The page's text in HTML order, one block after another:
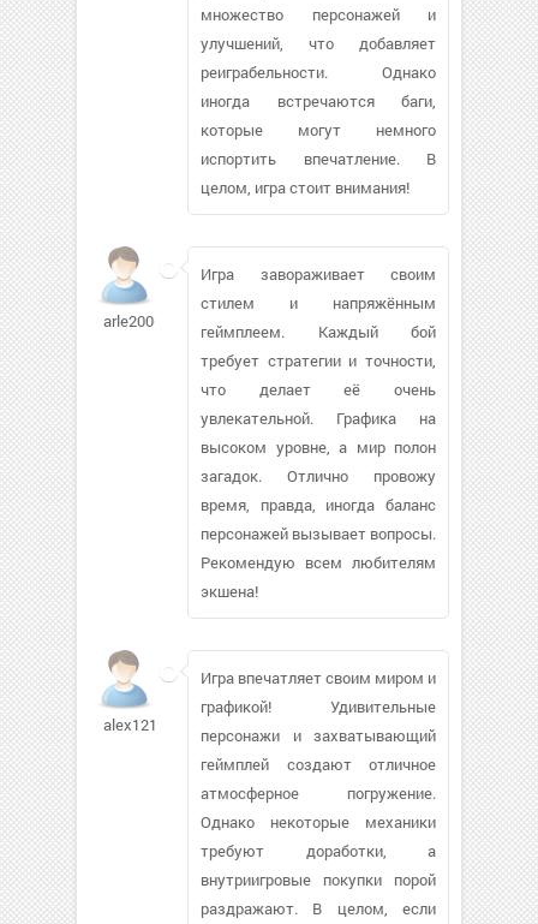
множество персонажей и
улучшений, что добавляет
реиграбельности. Однако
иногда встречаются баги,
которые могут немного
испортить впечатление. В
целом, игра стоит внимания!
arle2006
Игра завораживает своим
стилем и напряжённым
геймплеем. Каждый бой
требует стратегии и точности,
что делает её очень
увлекательной. Графика на
высоком уровне, а мир полон
загадок. Отлично провожу
время, правда, иногда баланс
персонажей вызывает вопросы.
Рекомендую всем любителям
экшена!
alex12103
Игра впечатляет своим миром и
графикой! Удивительные
персонажи и захватывающий
геймплей создают отличное
атмосферное погружение.
Однако некоторые механики
требуют доработки, а
внутриигровые покупки порой
раздражают. В целом, если